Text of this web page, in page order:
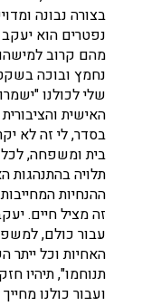
נפטרים הוא
מהם קרוב
נחמץ ובוכה
שלי לכולנו
האישית
בסדר, לי זה לא
בית ומשפחה, לכל
תלויה בהתנהגות
ההנחיות
זה מציל חיים.
עבור כולם,
האחיות וכל ייתר
תנוחמו", תיהיו
ועבור כולנו